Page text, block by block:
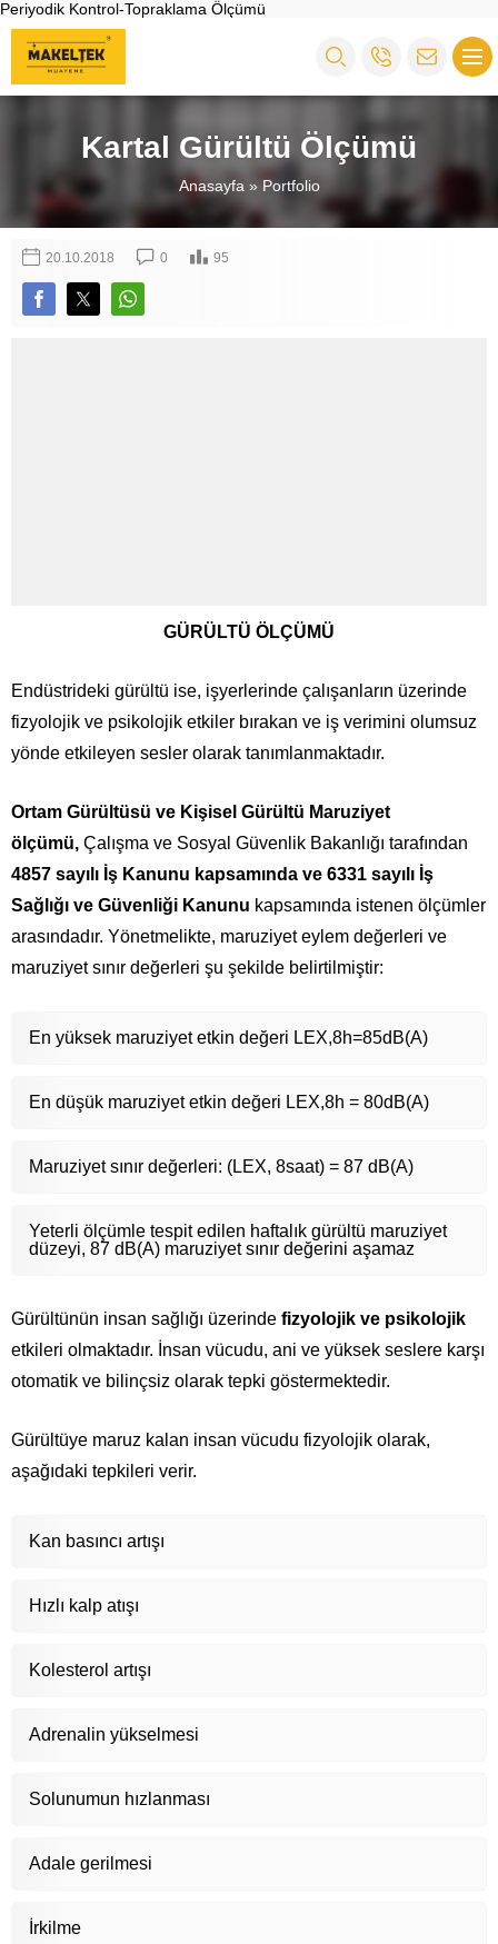
Periyodik Kontrol-Topraklama Ölçümü
Kartal Gürültü Ölçümü
Anasayfa » Portfolio
20.10.2018 0 95
GÜRÜLTÜ ÖLÇÜMÜ
Endüstrideki gürültü ise, işyerlerinde çalışanların üzerinde
fizyolojik ve psikolojik etkiler bırakan ve iş verimini olumsuz
yönde etkileyen sesler olarak tanımlanmaktadır.
Ortam Gürültüsü ve Kişisel Gürültü Maruziyet
ölçümü, Çalışma ve Sosyal Güvenlik Bakanlığı tarafından
4857 sayılı İş Kanunu kapsamında ve 6331 sayılı İş
Sağlığı ve Güvenliği Kanunu kapsamında istenen ölçümler
arasındadır. Yönetmelikte, maruziyet eylem değerleri ve
maruziyet sınır değerleri şu şekilde belirtilmiştir:
En yüksek maruziyet etkin değeri LEX,8h=85dB(A)
En düşük maruziyet etkin değeri LEX,8h = 80dB(A)
Maruziyet sınır değerleri: (LEX, 8saat) = 87 dB(A)
Yeterli ölçümle tespit edilen haftalık gürültü maruziyet
düzeyi, 87 dB(A) maruziyet sınır değerini aşamaz
Gürültünün insan sağlığı üzerinde fizyolojik ve psikolojik
etkileri olmaktadır. İnsan vücudu, ani ve yüksek seslere karşı
otomatik ve bilinçsiz olarak tepki göstermektedir.
Gürültüye maruz kalan insan vücudu fizyolojik olarak,
aşağıdaki tepkileri verir.
Kan basıncı artışı
Hızlı kalp atışı
Kolesterol artışı
Adrenalin yükselmesi
Solunumun hızlanması
Adale gerilmesi
İrkilme